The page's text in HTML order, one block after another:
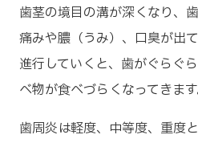
歯茎の境目の溝が深くなり、
痛みや膿（うみ）、口臭が出
進行していくと、歯がぐらぐ
べ物が食べづらくなってきます
歯周炎は軽度、中等度、重度